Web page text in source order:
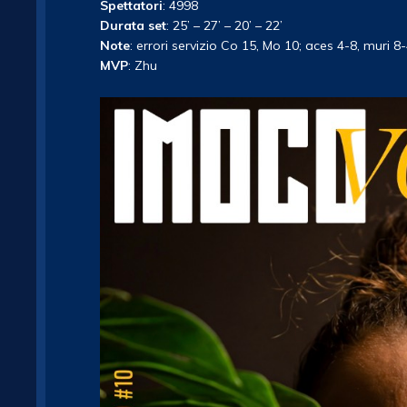
Spettatori: 4998
Durata set: 25’ – 27’ – 20’ – 22’
Note: errori servizio Co 15, Mo 10; aces 4-8, muri
MVP: Zhu